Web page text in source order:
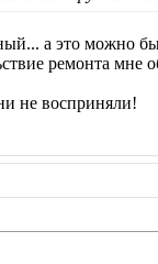
а это можно
ремонта мне
не восприняли!